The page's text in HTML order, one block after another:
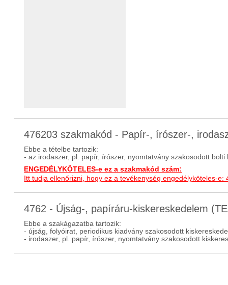
476203 szakmakód - Papír-, írószer-,
Ebbe a tételbe tartozik:
- az irodaszer, pl. papír, írószer, nyomtatvány szakosodott bolti
ENGEDÉLYKÖTELES-e ez a szakmakód szám:
Itt tudja ellenőrizni, hogy ez a tevékenység engedélyköteles-e:
4762 - Újság-, papíráru-kiskereskedelem
Ebbe a szakágazatba tartozik:
- újság, folyóirat, periodikus kiadvány szakosodott
- irodaszer, pl. papír, írószer, nyomtatvány szakosodott